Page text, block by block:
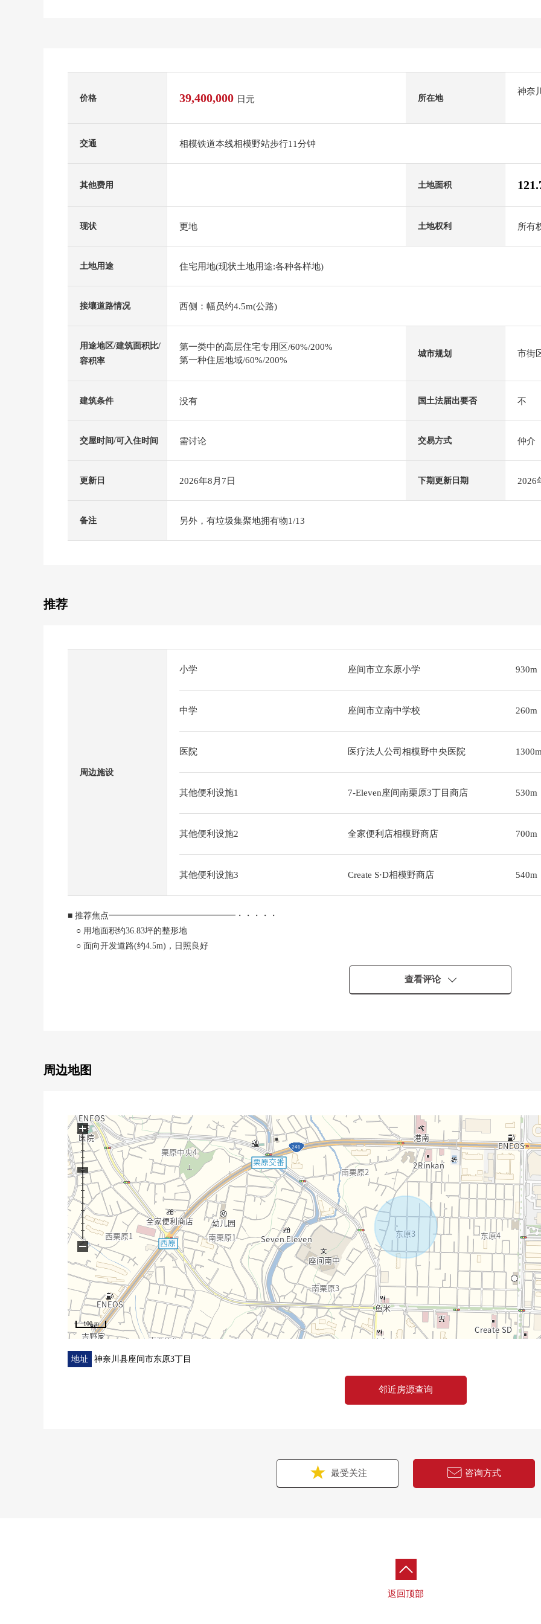
价格 39,400,000 日元 所在地
神奈
交通 相模铁道本线相模野站步行11分钟
其他费用 土地面积
现状 更地 土地权利 所有
土地用途 住宅用地(现状土地用途:各种各样地)
接壤道路情况 西侧：幅员约4.5m(公路)
用途地区/建筑面积比/
容积率
第一类中的高层住宅专用区/60%/200%
第一种住居地域/60%/200%
城市规划 市街
建筑条件 没有 国土法届出要否 不
交屋时间/可入住时间 需讨论 交易方式 仲介
更新日 2026年8月7日 下期更新日期 2026
备注 另外，有垃圾集聚地拥有物1/13
推荐
周边施设
小学 座间市立东原小学 930m
中学 座间市立南中学校 260m
医院 医疗法人公司相模野中央医院
其他便利设施1 7-Eleven座间南栗原3丁目商店 530m
其他便利设施2 全家便利店相模野商店 700m
其他便利设施3 Create S·D相模野商店 540m
■ 推荐焦点━━━━━━━━━━━━━━━・・・・・
○ 用地面积约36.83坪的整形地
○ 面向开发道路(约4.5m)，日照良好
是否请停车场使用binauoku合作停车场(※)在敝店在停车之际在近邻的硬币停车细算吧。
查看评论
周边地图
100 m
+
−
地址 神奈川县座间市东原3丁目
邻近房源查询
最受关注 咨询方式
返回顶部